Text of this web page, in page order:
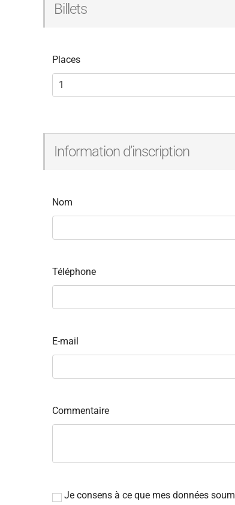
Billets
Places
Information d’inscription
Nom
Téléphone
E-mail
Commentaire
Je consens à ce que mes données